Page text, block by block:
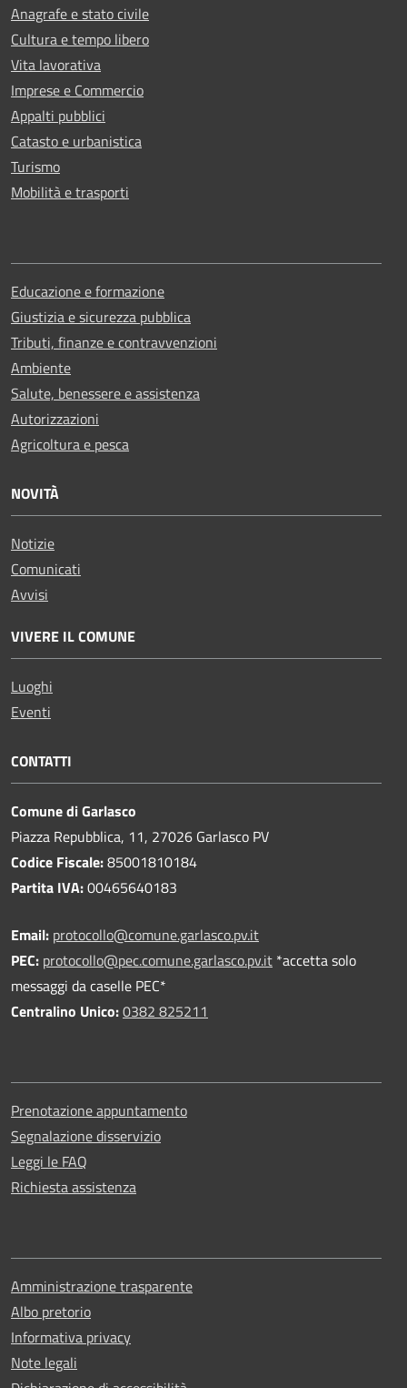
Anagrafe e stato civile
Cultura e tempo libero
Vita lavorativa
Imprese e Commercio
Appalti pubblici
Catasto e urbanistica
Turismo
Mobilità e trasporti
Educazione e formazione
Giustizia e sicurezza pubblica
Tributi, finanze e contravvenzioni
Ambiente
Salute, benessere e assistenza
Autorizzazioni
Agricoltura e pesca
NOVITÀ
Notizie
Comunicati
Avvisi
VIVERE IL COMUNE
Luoghi
Eventi
CONTATTI
Comune di Garlasco
Piazza Repubblica, 11, 27026 Garlasco PV
Codice Fiscale:85001810184
Partita IVA:00465640183
Email: protocollo@comune.garlasco.pv.it
PEC: protocollo@pec.comune.garlasco.pv.it *accetta solo
messaggi da caselle PEC*
Centralino Unico:0382 825211
Prenotazione appuntamento
Segnalazione disservizio
Leggi le FAQ
Richiesta assistenza
Amministrazione trasparente
Albo pretorio
Informativa privacy
Note legali